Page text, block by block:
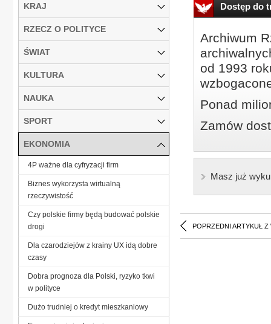
Dostęp do
Archiwum
od 1993
Ponad
Zamów
Masz już
POPRZEDNI ARTYKUŁ Z
KRAJ
RZECZ O POLITYCE
ŚWIAT
KULTURA
NAUKA
SPORT
EKONOMIA
4P ważne dla cyfryzacji firm
Biznes wykorzysta wirtualną
rzeczywistość
Czy polskie firmy będą budować polskie
drogi
Dla czarodziejów z krainy UX idą dobre
czasy
Dobra prognoza dla Polski, ryzyko tkwi
w polityce
Dużo trudniej o kredyt mieszkaniowy